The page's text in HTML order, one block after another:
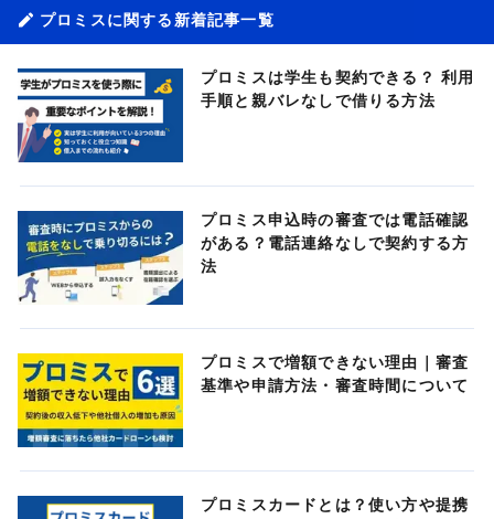
プロミスに関する新着記事一覧
プロミスは学生も契約できる？ 利用
手順と親バレなしで借りる方法
プロミス申込時の審査では電話確認
がある？電話連絡なしで契約する方
法
プロミスで増額できない理由｜審査
基準や申請方法・審査時間について
プロミスカードとは？使い方や提携